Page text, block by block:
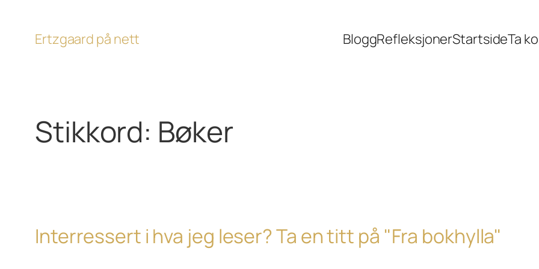
innhold
Ertzgaard på nett BloggRefleksjonerStartsideTa
Stikkord: Bøker
Interressert i hva jeg leser? Ta en titt på "Fra bokhylla"